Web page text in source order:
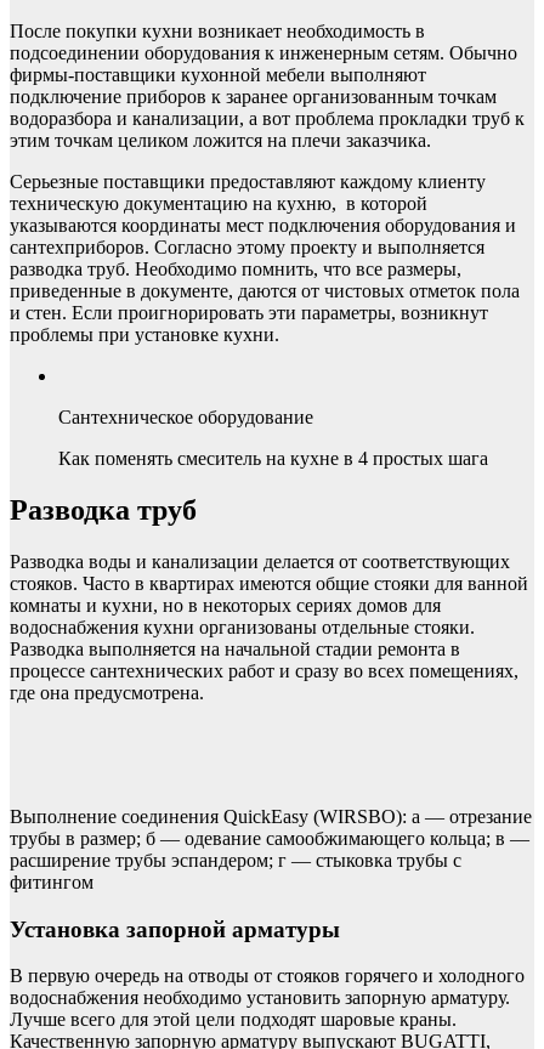
После покупки кухни возникает необходимость в
подсоединении оборудования к инженерным сетям. Обычно
фирмы-поставщики кухонной мебели выполняют
подключение приборов к заранее организованным точкам
водоразбора и канализации, а вот проблема прокладки труб к
этим точкам целиком ложится на плечи заказчика.
Серьезные поставщики предоставляют каждому клиенту
техническую документацию на кухню, в которой
указываются координаты мест подключения оборудования и
сантехприборов. Согласно этому проекту и выполняется
разводка труб. Необходимо помнить, что все размеры,
приведенные в документе, даются от чистовых отметок пола
и стен. Если проигнорировать эти параметры, возникнут
проблемы при установке кухни.
Сантехническое оборудование
Как поменять смеситель на кухне в 4 простых шага
Разводка труб
Разводка воды и канализации делается от соответствующих
стояков. Часто в квартирах имеются общие стояки для ванной
комнаты и кухни, но в некоторых сериях домов для
водоснабжения кухни организованы отдельные стояки.
Разводка выполняется на начальной стадии ремонта в
процессе сантехнических работ и сразу во всех помещениях,
где она предусмотрена.
Выполнение соединения QuickEasy (WIRSBO): а — отрезание
трубы в размер; б — одевание самообжимающего кольца; в —
расширение трубы эспандером; г — стыковка трубы с
фитингом
Установка запорной арматуры
В первую очередь на отводы от стояков горячего и холодного
водоснабжения необходимо установить запорную арматуру.
Лучше всего для этой цели подходят шаровые краны.
Качественную запорную арматуру выпускают BUGATTI,